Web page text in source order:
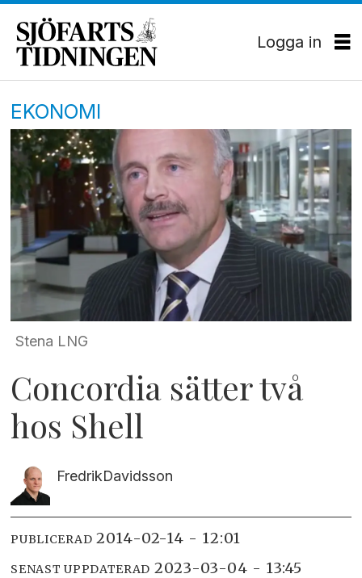
Logga in
EKONOMI
Stena LNG
Concordia sätter två
hos Shell
FredrikDavidsson
PUBLICERAD 2014-02-14 - 12:01
SENAST UPPDATERAD 2023-03-04 - 13:45